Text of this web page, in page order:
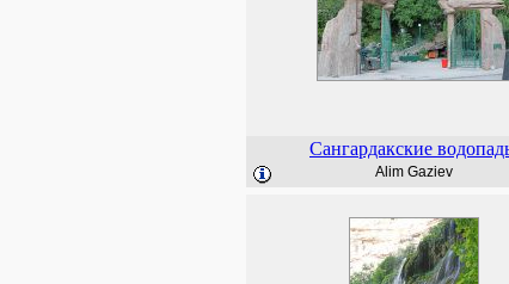
Сангардакские
Alim Gaziev